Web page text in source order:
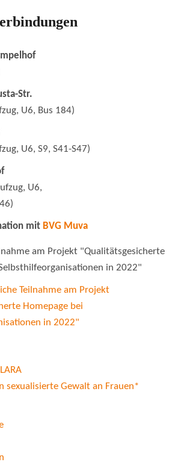
Str.
U6, Bus 184)
U6, S9, S41-S47)
U6,
mit BVG Muva
am Projekt "Qualitätsgesicherte
in 2022"
LARA
sexualisierte Gewalt an Frauen*